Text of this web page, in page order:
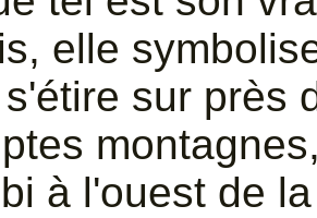
elle
sur près
à l'ouest de